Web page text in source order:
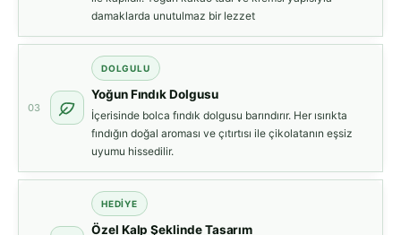
damaklarda unutulmaz bir lezzet
03
DOLGULU
Yoğun Fındık Dolgusu
İçerisinde bolca fındık dolgusu barındırır. Her ısırıkta
fındığın doğal aroması ve çıtırtısı ile çikolatanın eşsiz
uyumu hissedilir.
HEDIYE
Özel Kalp Şeklinde Tasarım